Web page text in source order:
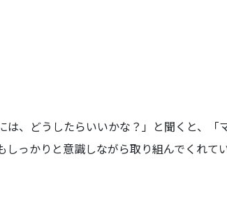
、どうしたらいいかな？」と聞くと、
っかりと意識しながら取り組んでくれて